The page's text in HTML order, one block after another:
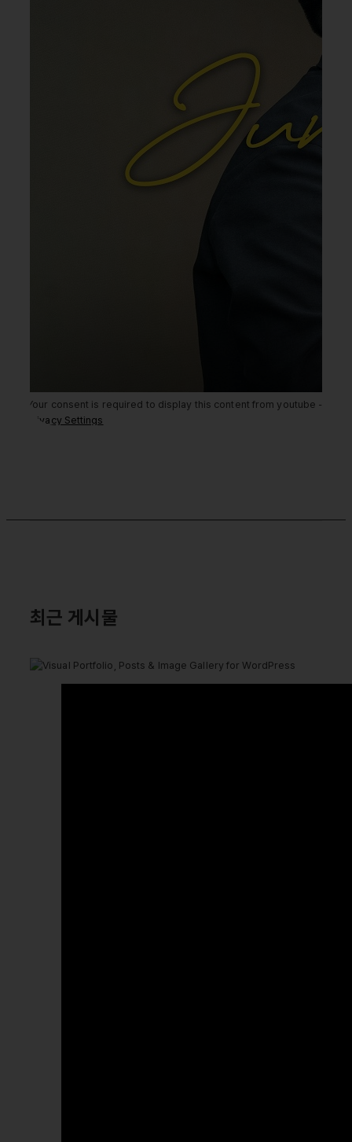
Your consent is required to display this content from youtube -
Privacy Settings
최근 게시물